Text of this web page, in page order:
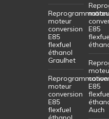
Reprogrammation
moteur
conversion
E85
flexfuel
éthanol
Graulhet
Reprogrammation
moteur
conversion
E85
flexfuel
E85
E85
Auch